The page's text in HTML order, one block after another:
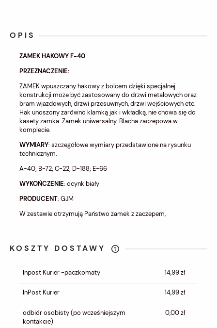
OPIS
ZAMEK HAKOWY F-40
PRZEZNACZENIE:
ZAMEK wpuszczany hakowy z bolcem dzięki specjalnej
konstrukcji może być zastosowany do drzwi metalowych oraz
bram wjazdowych, drzwi przesuwnych, drzwi wejściowych etc.
Hak unoszony zarówno klamką jak i wkładką, nie chowa się do
kasety zamka. Zamek uniwersalny. Blacha zaczepowa w
komplecie.
WYMIARY: szczegółowe wymiary przedstawione na rysunku
technicznym.
A-40; B-72; C-22; D-188; E-66
WYKOŃCZENIE: ocynk biały
PRODUCENT: GJM
W zestawie otrzymują Państwo zamek z zaczepem,
KOSZTY DOSTAWY
KOSZTÓW PŁATNOŚCI
Inpost Kurier -paczkomaty 14,99 zł
InPost Kurier 14,99 zł
odbiór osobisty(po wcześniejszym
kontakcie)
0,00 zł